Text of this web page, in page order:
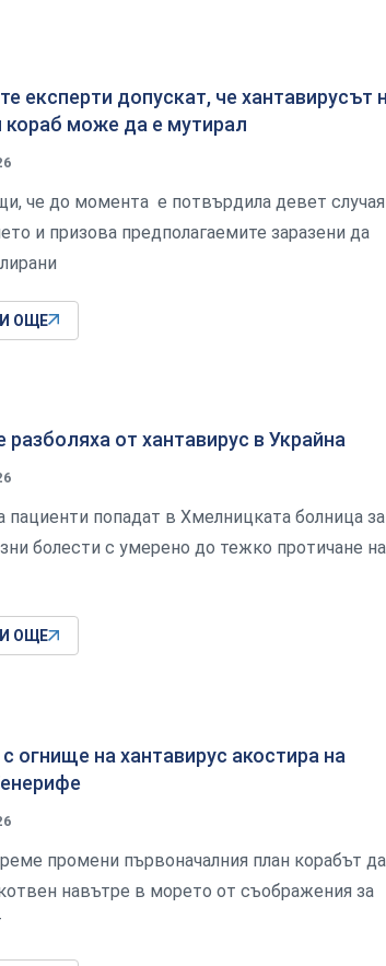
експерти допускат, че хантавирусът
кораб може да е мутирал
че до момента е потвърдила девет
и призова предполагаемите заразени да
ОЩЕ
разболяха от хантавирус в Украйна
пациенти попадат в Хмелницката болница за
болести с умерено до тежко протичане на
ОЩЕ
огнище на хантавирус акостира на
промени първоначалния план корабът да
навътре в морето от съображения за